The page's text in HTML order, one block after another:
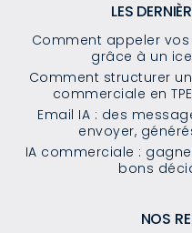
LES
Comment appeler
grâce à un
Comment structurer
commerciale en
Email IA : des
envoyer,
IA commerciale :
bons
NOS